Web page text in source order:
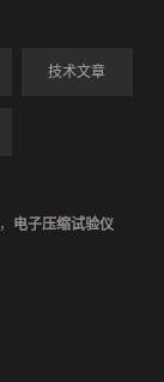
技术文章
， 电子压缩试验仪